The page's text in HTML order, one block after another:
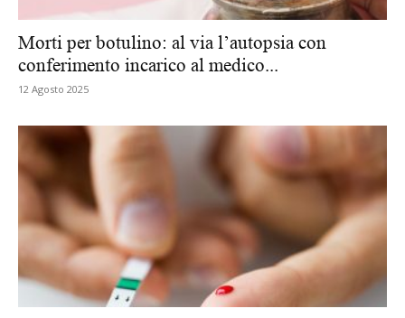
Morti per botulino: al via l’autopsia con
conferimento incarico al medico...
12 Agosto 2025